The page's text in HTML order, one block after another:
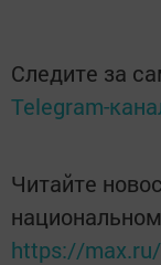
Следите за
Telegram-
Читайте
https://